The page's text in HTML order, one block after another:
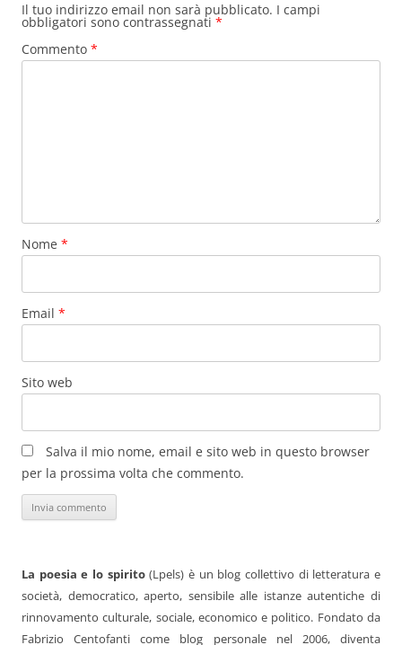
Il tuo indirizzo email non sarà pubblicato. I campi
obbligatori sono contrassegnati *
Commento *
Nome *
Email *
Sito web
Salva il mio nome, email e sito web in questo browser
per la prossima volta che commento.
La poesia e lo spirito(Lpels) è un blog collettivo di letteratura e
società, democratico, aperto, sensibile alle istanze autentiche di
rinnovamento culturale, sociale, economico e politico. Fondato da
Fabrizio Centofanti come blog personale nel 2006, diventa